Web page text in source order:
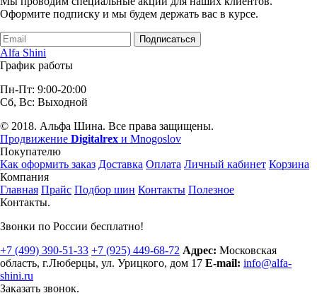
Оформите подписку и мы будем держать вас в курсе.
Подписаться
Alfa Shini
График работы
Пн-Пт: 9:00-20:00
Сб, Вс: Выходной
© 2018. Альфа Шина. Все права защищены.
Продвижение Digitalrex и Mnogoslov
Покупателю
Как оформить заказ Доставка Оплата Личный кабинет Корзина
Компания
Главная Прайс Подбор шин Контакты Полезное
Контакты.
Звонки по России бесплатно!
+7 (499) 390-51-33 +7 (925) 449-68-72 Адрес: Московская
область, г.Люберцы, ул. Урицкого, дом 17 E-mail: info@alfa-
shini.ru
Заказать звонок.